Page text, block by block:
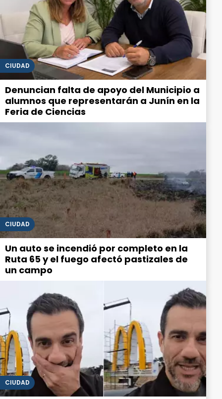
CIUDAD
Denuncian falta de apoyo del Municipio a
alumnos que representarán a Junín en la
Feria de Ciencias
CIUDAD
Un auto se incendió por completo en la
Ruta 65 y el fuego afectó pastizales de
un campo
CIUDAD